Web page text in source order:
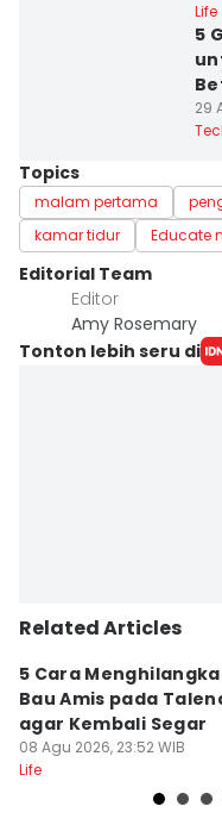
Life
5
29
Topics
malam pertama
kamar tidur
Educate
Editorial Team
Editor
Amy Rosemary
Tonton lebih seru di
Related Articles
5 Cara
Bau Amis pada
agar Kembali Segar
08 Agu 2026, 23:52 WIB
Life